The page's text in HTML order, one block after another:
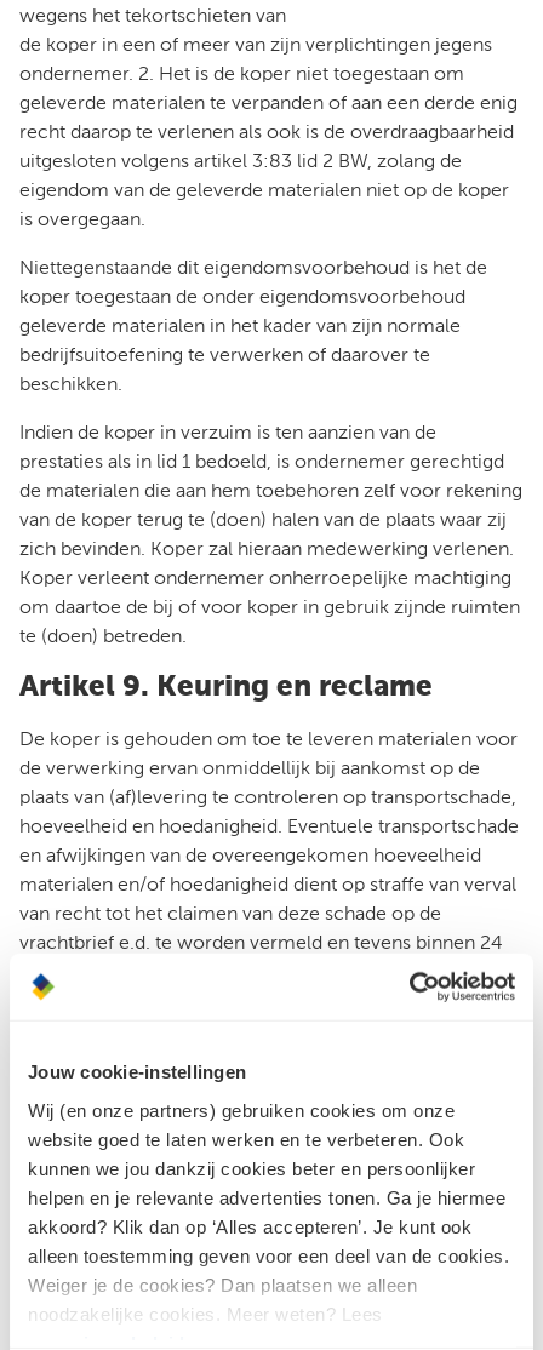
Jouw cookie-instellingen
Wij (en onze partners) gebruiken cookies om onze
website goed te laten werken en te verbeteren. Ook
kunnen we jou dankzij cookies beter en persoonlijker
helpen en je relevante advertenties tonen. Ga je hiermee
akkoord? Klik dan op ‘Alles accepteren’. Je kunt ook
alleen toestemming geven voor een deel van de cookies.
Weiger je de cookies? Dan plaatsen we alleen
noodzakelijke cookies. Meer weten? Lees
wegens het tekortschieten van
de koper in een of meer van zijn verplichtingen jegens
ondernemer. 2. Het is de koper niet toegestaan om
geleverde materialen te verpanden of aan een derde enig
recht daarop te verlenen als ook is de overdraagbaarheid
uitgesloten volgens artikel 3:83 lid 2 BW, zolang de
eigendom van de geleverde materialen niet op de koper
is overgegaan.
Niettegenstaande dit eigendomsvoorbehoud is het de
koper toegestaan de onder eigendomsvoorbehoud
geleverde materialen in het kader van zijn normale
bedrijfsuitoefening te verwerken of daarover te
beschikken.
Indien de koper in verzuim is ten aanzien van de
prestaties als in lid 1 bedoeld, is ondernemer gerechtigd
de materialen die aan hem toebehoren zelf voor rekening
van de koper terug te (doen) halen van de plaats waar zij
zich bevinden. Koper zal hieraan medewerking verlenen.
Koper verleent ondernemer onherroepelijke machtiging
om daartoe de bij of voor koper in gebruik zijnde ruimten
te (doen) betreden.
Artikel 9. Keuring en reclame
De koper is gehouden om toe te leveren materialen voor
de verwerking ervan onmiddellijk bij aankomst op de
plaats van (af)levering te controleren op transportschade,
hoeveelheid en hoedanigheid. Eventuele transportschade
en afwijkingen van de overeengekomen hoeveelheid
materialen en/of hoedanigheid dient op straffe van verval
van recht tot het claimen van deze schade op de
vrachtbrief e.d. te worden vermeld en tevens binnen 24
uur na aflevering door koper schriftelijk aan ondernemer
te worden gemeld.
kleur of in oppervlaktestructuur heeft de koper niet het
recht om af te keuren. Naast het bepaalde in artikel 3 lid 4
gelden voor de hoedanigheid en kwaliteit van het
geleverde de betreffende bepalingen van de leveranciers
hiervan aan ondernemer.